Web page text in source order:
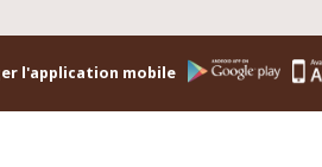
l'application mobile